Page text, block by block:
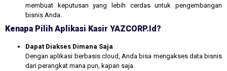
membuat keputusan yang lebih cerdas untuk pengembangan
bisnis Anda.
Kenapa Pilih Aplikasi Kasir YAZCORP.id?
Dapat Diakses Dimana Saja
Dengan aplikasi berbasis cloud, Anda bisa mengakses data bisnis
dari perangkat mana pun, kapan saja.